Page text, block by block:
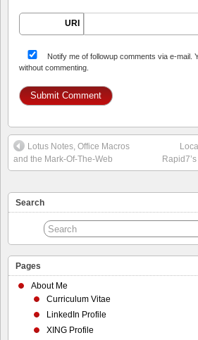
URI
Notify me of followup comments via e-mail.
without commenting.
Lotus Notes, Office Macros
and the Mark-Of-The-Web
Search
Pages
About Me
Curriculum Vitae
LinkedIn Profile
XING Profile